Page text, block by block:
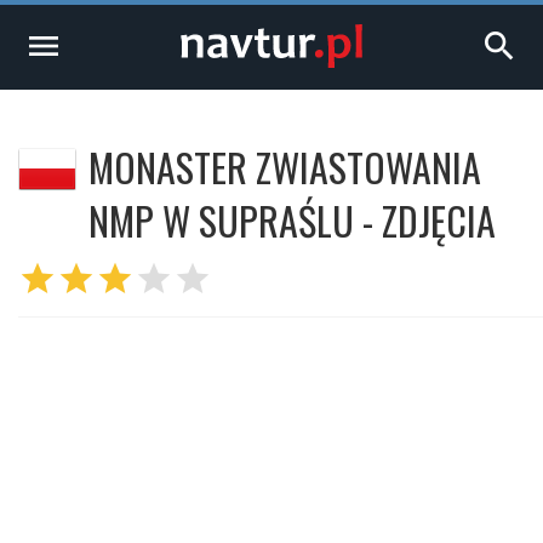
menu search
MONASTER ZWIASTOWANIA
NMP W SUPRAŚLU - ZDJĘCIA
starstarstar star star